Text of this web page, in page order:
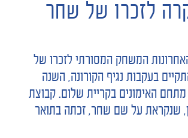
לזכרו של שחר
המשחק המסורתי לזכרו של
בעקבות נגיף הקורונה, השנה
האימונים בקריית שלום. קבוצת
שנקראת על שם שחר, זכתה בתואר